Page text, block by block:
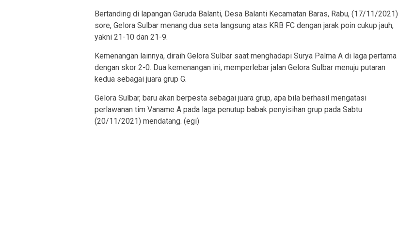
Bertanding di lapangan Garuda Balanti, Desa Balanti Kecamatan Baras, Rabu, (17/11/2021)
sore, Gelora Sulbar menang dua seta langsung atas KRB FC dengan jarak poin cukup jauh,
yakni 21-10 dan 21-9.
Kemenangan lainnya, diraih Gelora Sulbar saat menghadapi Surya Palma A di laga pertama
dengan skor 2-0. Dua kemenangan ini, memperlebar jalan Gelora Sulbar menuju putaran
kedua sebagai juara grup G.
Gelora Sulbar, baru akan berpesta sebagai juara grup, apa bila berhasil mengatasi
perlawanan tim Vaname A pada laga penutup babak penyisihan grup pada Sabtu
(20/11/2021) mendatang. (egi)